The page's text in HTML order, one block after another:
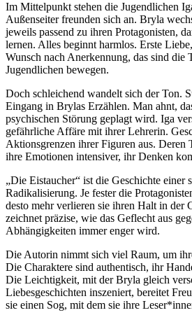
Im Mittelpunkt stehen die Jugendlichen
Außenseiter freunden sich an. Bryla
jeweils passend zu ihren Protagonisten,
lernen. Alles beginnt harmlos. Erste
Wunsch nach Anerkennung, das sind die
Jugendlichen bewegen.
Doch schleichend wandelt sich der Ton.
Eingang in Brylas Erzählen. Man ahnt,
psychischen Störung geplagt wird. Iga
gefährliche Affäre mit ihrer Lehrerin.
Aktionsgrenzen ihrer Figuren aus. Deren
ihre Emotionen intensiver, ihr Denken
„Die Eistaucher“ ist die Geschichte einer
Radikalisierung. Je fester die
desto mehr verlieren sie ihren Halt in der
zeichnet präzise, wie das Geflecht aus
Abhängigkeiten immer enger wird.
Die Autorin nimmt sich viel Raum, um
Die Charaktere sind authentisch, ihr
Die Leichtigkeit, mit der Bryla gleich
Liebesgeschichten inszeniert, bereitet
sie einen Sog, mit dem sie ihre